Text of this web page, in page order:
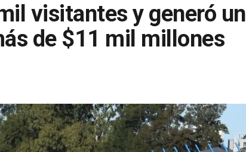
visitantes y generó un
de $11 mil millones